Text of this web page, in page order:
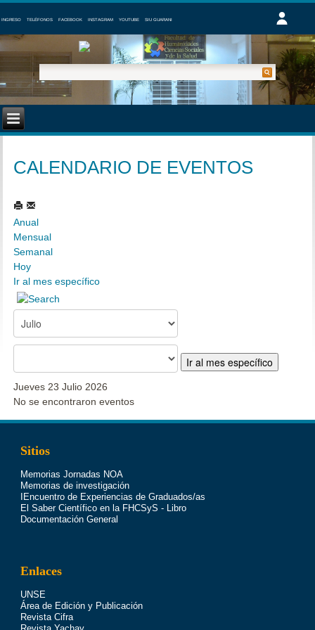
INGRESO TELÉFONOS FACEBOOK INSTAGRAM YOUTUBE SIU GUARANI
CALENDARIO DE EVENTOS
Anual
Mensual
Semanal
Hoy
Ir al mes específico
Ir al mes específico
Jueves 23 Julio 2026
No se encontraron eventos
Sitios
Memorias Jornadas NOA
Memorias de investigación
IEncuentro de Experiencias de Graduados/as
El Saber Científico en la FHCSyS - Libro
Documentación General
Enlaces
UNSE
Área de Edición y Publicación
Revista Cifra